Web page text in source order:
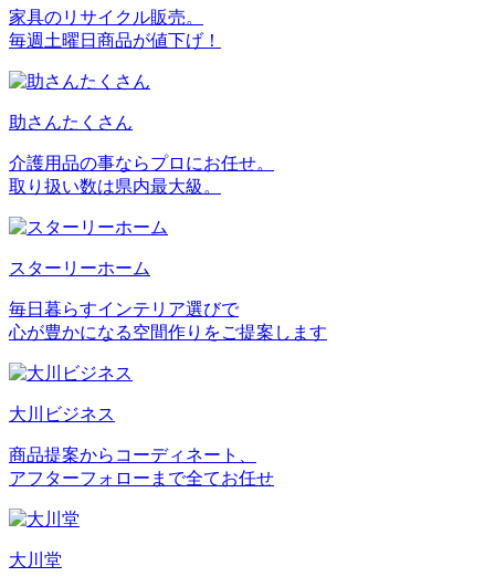
家具のリサイクル販売。
毎週土曜日商品が値下げ！
助さんたくさん
介護用品の事ならプロにお任せ。
取り扱い数は県内最大級。
スターリーホーム
毎日暮らすインテリア選びで
心が豊かになる空間作りをご提案します
大川ビジネス
商品提案からコーディネート、
アフターフォローまで全てお任せ
大川堂